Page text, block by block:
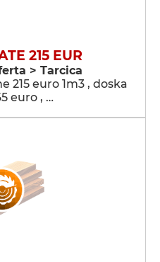
215 EUR
> Tarcica
215 euro 1m3 , doska
euro , …